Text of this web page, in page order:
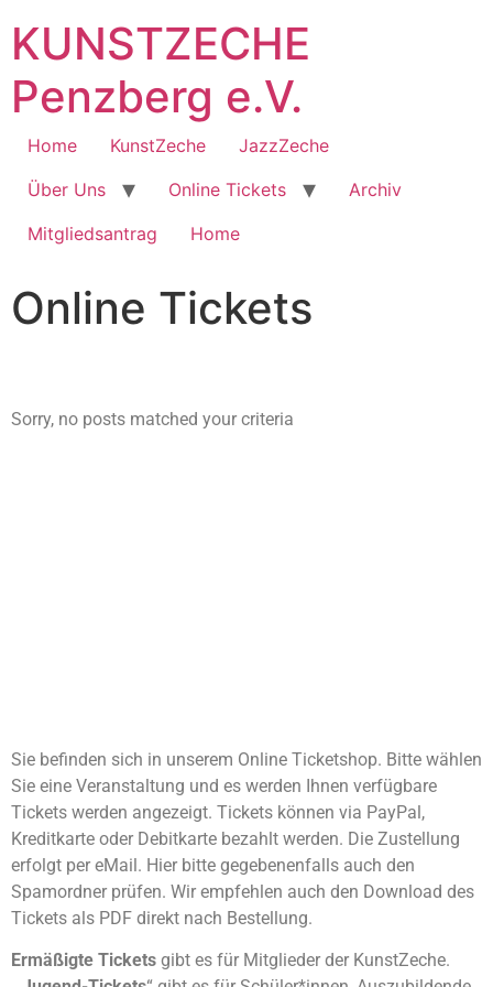
KUNSTZECHE
Penzberg e.V.
Home KunstZeche
JazzZeche
Über Uns
Online Tickets
Archiv
Mitgliedsantrag
Home
Online Tickets
Sorry, no posts matched your criteria
Sie befinden sich in unserem Online Ticketshop. Bitte wählen
Sie eine Veranstaltung und es werden Ihnen verfügbare
Tickets werden angezeigt. Tickets können via PayPal,
Kreditkarte oder Debitkarte bezahlt werden. Die Zustellung
erfolgt per eMail. Hier bitte gegebenenfalls auch den
Spamordner prüfen. Wir empfehlen auch den Download des
Tickets als PDF direkt nach Bestellung.
Ermäßigte Tickets gibt es für Mitglieder der KunstZeche.